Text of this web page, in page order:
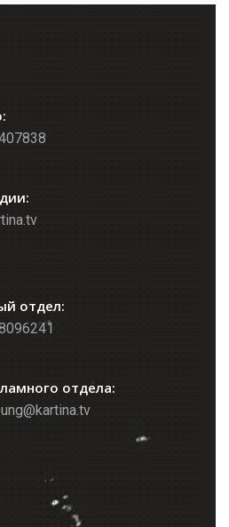
отдел:
отдела: